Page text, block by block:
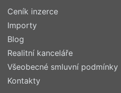
Ceník inzerce
Importy
Blog
Realitní kanceláře
Všeobecné smluvní podmínky
Kontakty